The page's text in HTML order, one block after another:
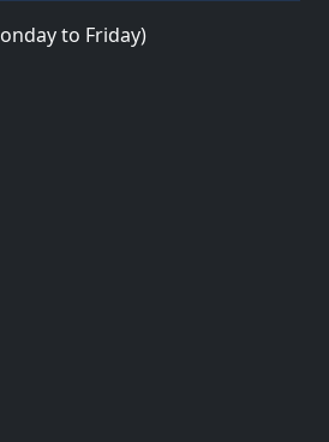
to Friday)